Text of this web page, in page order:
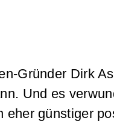
Gründer Dirk
Und es
günstiger